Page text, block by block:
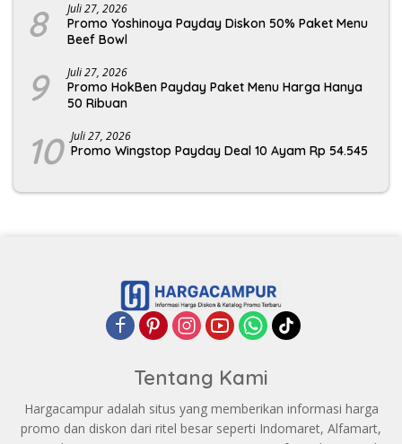
8 Juli 27, 2026
Promo Yoshinoya Payday Diskon 50% Paket Menu
Beef Bowl
9 Juli 27, 2026
Promo HokBen Payday Paket Menu Harga Hanya
50 Ribuan
10 Juli 27, 2026
Promo Wingstop Payday Deal 10 Ayam Rp 54.545
Tentang Kami
Hargacampur adalah situs yang memberikan informasi harga
promo dan diskon dari ritel besar seperti Indomaret, Alfamart,